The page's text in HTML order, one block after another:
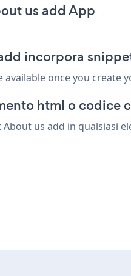
us add App
incorpora
available once you create
html o codice
us add in qualsiasi